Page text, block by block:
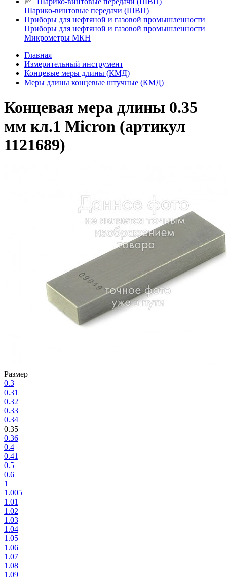
Шарико-винтовые передачи (ШВП)
Приборы для нефтяной и газовой промышленности
Приборы для нефтяной и газовой промышленности
Микрометры МКН
Главная
Измерительный инструмент
Концевые меры длины (КМД)
Меры длины концевые штучные (КМД)
Концевая мера длины 0.35
мм кл.1 Micron (артикул
1121689)
Размер
0.3
0.31
0.32
0.33
0.34
0.35
0.36
0.4
0.41
0.5
0.6
1
1.005
1.01
1.02
1.03
1.04
1.05
1.06
1.07
1.08
1.09